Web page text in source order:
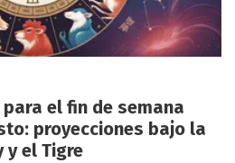
el fin de semana
proyecciones bajo la
y el Tigre